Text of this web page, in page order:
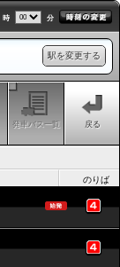
時 分
駅を変更する
発車バス一覧 戻る
のりば